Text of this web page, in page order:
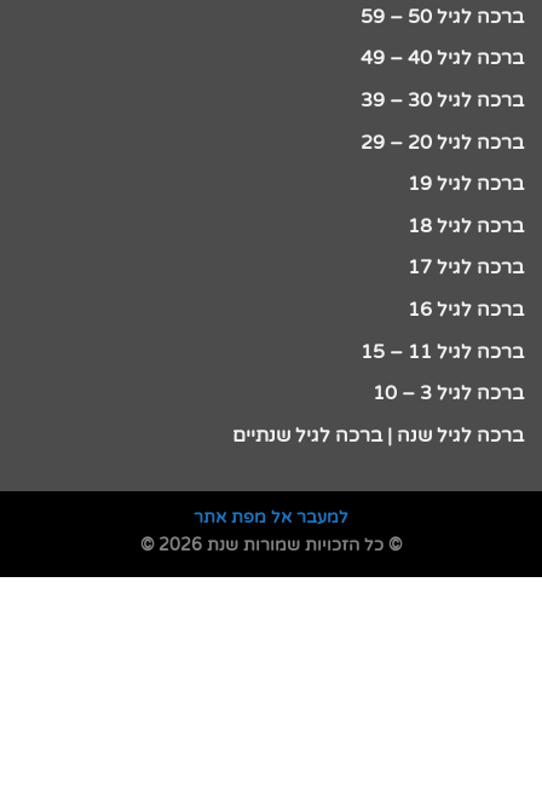
ברכה לגיל 50 – 59
ברכה לגיל 40 – 49
ברכה לגיל 30 – 39
ברכה לגיל 20 – 29
ברכה לגיל 19
ברכה לגיל 18
ברכה לגיל 17
ברכה לגיל 16
ברכה לגיל 11 – 15
ברכה לגיל 3 – 10
ברכה לגיל שנה | ברכה לגיל שנתיים
למעבר אל מפת אתר
© כל הזכויות שמורות שנת 2026 ©